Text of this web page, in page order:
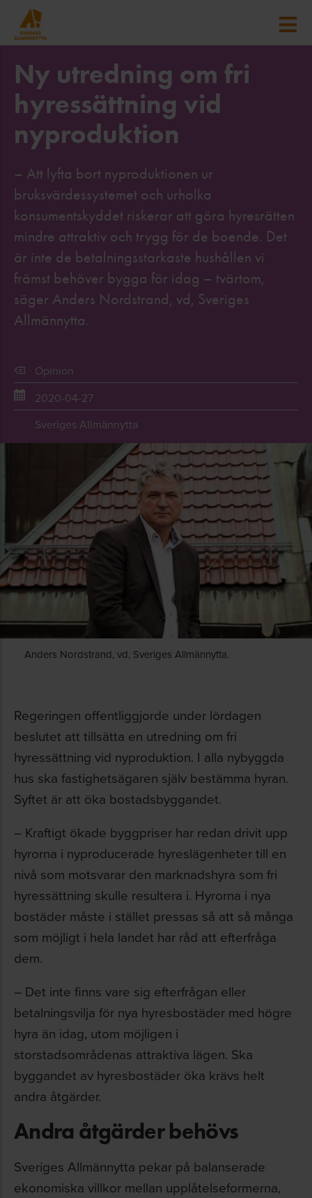
Ny utredning om fri
hyressättning vid
nyproduktion
– Att lyfta bort nyproduktionen ur
bruksvärdessystemet och urholka
konsumentskyddet riskerar att göra hyresrätten
mindre attraktiv och trygg för de boende. Det
är inte de betalningsstarkaste hushållen vi
främst behöver bygga för idag – tvärtom,
säger Anders Nordstrand, vd, Sveriges
Allmännytta.
Opinion
2020-04-27
Sveriges Allmännytta
Anders Nordstrand, vd, Sveriges Allmännytta.
Regeringen offentliggjorde under lördagen
beslutet att tillsätta en utredning om fri
hyressättning vid nyproduktion. I alla nybyggda
hus ska fastighetsägaren själv bestämma hyran.
Syftet är att öka bostadsbyggandet.
– Kraftigt ökade byggpriser har redan drivit upp
hyrorna i nyproducerade hyreslägenheter till en
nivå som motsvarar den marknadshyra som fri
hyressättning skulle resultera i. Hyrorna i nya
bostäder måste i stället pressas så att så många
som möjligt i hela landet har råd att efterfråga
dem.
– Det inte finns vare sig efterfrågan eller
betalningsvilja för nya hyresbostäder med högre
hyra än idag, utom möjligen i
storstadsområdenas attraktiva lägen. Ska
byggandet av hyresbostäder öka krävs helt
andra åtgärder.
Andra åtgärder behövs
Sveriges Allmännytta pekar på balanserade
ekonomiska villkor mellan upplåtelseformerna,